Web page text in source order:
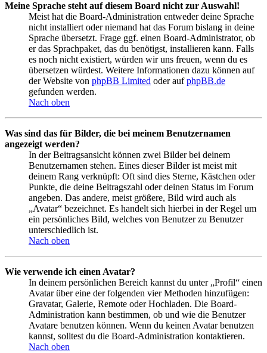
Meine Sprache steht auf diesem Board nicht zur Auswahl!
Meist hat die Board-Administration entweder deine Sprache
nicht installiert oder niemand hat das Forum bislang in deine
Sprache übersetzt. Frage ggf. einen Board-Administrator, ob
er das Sprachpaket, das du benötigst, installieren kann. Falls
es noch nicht existiert, würden wir uns freuen, wenn du es
übersetzen würdest. Weitere Informationen dazu können auf
der Website von phpBB Limited oder aufphpBB.de
gefunden werden.
Nach oben
Was sind das für Bilder, die bei meinem Benutzernamen
angezeigt werden?
In der Beitragsansicht können zwei Bilder bei deinem
Benutzernamen stehen. Eines dieser Bilder ist meist mit
deinem Rang verknüpft: Oft sind dies Sterne, Kästchen oder
Punkte, die deine Beitragszahl oder deinen Status im Forum
angeben. Das andere, meist größere, Bild wird auch als
„Avatar“ bezeichnet. Es handelt sich hierbei in der Regel um
ein persönliches Bild, welches von Benutzer zu Benutzer
unterschiedlich ist.
Nach oben
Wie verwende ich einen Avatar?
In deinem persönlichen Bereich kannst du unter „Profil“ einen
Avatar über eine der folgenden vier Methoden hinzufügen:
Gravatar, Galerie, Remote oder Hochladen. Die Board-
Administration kann bestimmen, ob und wie die Benutzer
Avatare benutzen können. Wenn du keinen Avatar benutzen
kannst, solltest du die Board-Administration kontaktieren.
Nach oben